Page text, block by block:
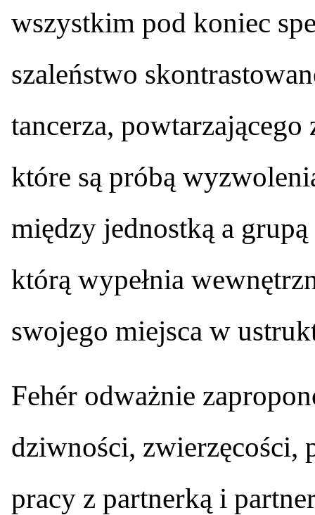
wszystkim pod koniec
szaleństwo
tancerza,
które są próbą
między jednostką a
którą wypełnia
swojego miejsca w
Fehér odważnie
dziwności, zwierzęcości,
pracy z partnerką i